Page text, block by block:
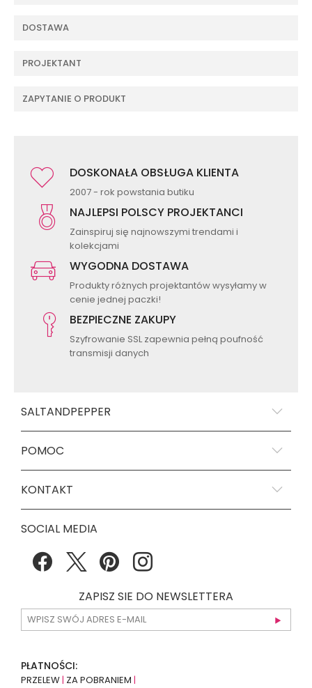
DOSTAWA
PROJEKTANT
ZAPYTANIE O PRODUKT
DOSKONAŁA OBSŁUGA KLIENTA
2007 - rok powstania butiku
NAJLEPSI POLSCY PROJEKTANCI
Zainspiruj się najnowszymi trendami i
kolekcjami
WYGODNA DOSTAWA
Produkty różnych projektantów wysyłamy w
cenie jednej paczki!
BEZPIECZNE ZAKUPY
Szyfrowanie SSL zapewnia pełną poufność
transmisji danych
SALTANDPEPPER
POMOC
KONTAKT
SOCIAL MEDIA
ZAPISZ SIE DO NEWSLETTERA
PŁATNOŚCI:
PRZELEW | ZA POBRANIEM |